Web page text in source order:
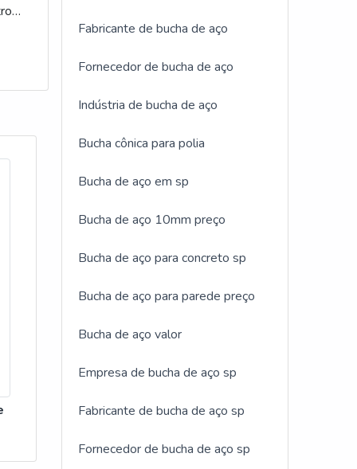
ou
e
é
e
Fabricante de bucha de aço
Fornecedor de bucha de aço
Indústria de bucha de aço
Bucha cônica para polia
Bucha de aço em sp
Bucha de aço 10mm preço
Bucha de aço para concreto sp
Bucha de aço para parede preço
Bucha de aço valor
Empresa de bucha de aço sp
Fabricante de bucha de aço sp
Fornecedor de bucha de aço sp